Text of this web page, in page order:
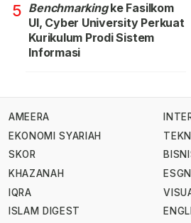
5 Benchmarkingke Fasilkom
UI, Cyber University Perkuat
Kurikulum Prodi Sistem
Informasi
AMEERA
EKONOMI SYARIAH
SKOR
KHAZANAH
IQRA
ISLAM DIGEST